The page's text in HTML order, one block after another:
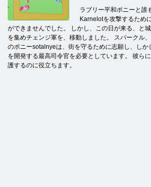
ラブリー平和ポニーと誰
Karnelotを攻撃するため
ができませんでした。 しかし、この日が来る、と
を集めチェンジ軍を、移動しました。 スパークル
のポニーsotalnyeは、街を守るために志願し、しか
を開発する最高司令官を必要としています。 彼ら
護するのに役立ちます。